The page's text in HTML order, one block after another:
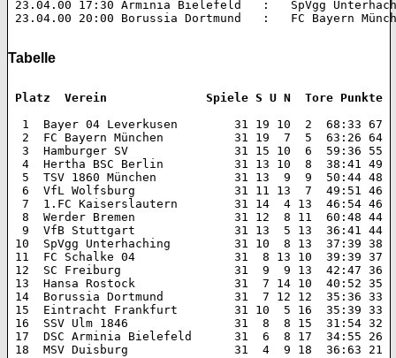
23.04.00 17:30 Arminia Bielefeld   :   SpVgg Unterhaching 	1:0
23.04.00 20:00 Borussia Dortmund   :   FC Bayern München 	0:1
Tabelle
Platz  Verein 		    Spiele S U N  Tore Punkte
  1  Bayer 04 Leverkusen 	31 19 10  2  68:33 67
  2  FC Bayern München 		31 19  7  5  63:26 64
  3  Hamburger SV 		31 15 10  6  59:36 55
  4  Hertha BSC Berlin 		31 13 10  8  38:41 49
  5  TSV 1860 München 		31 13  9  9  50:44 48
  6  VfL Wolfsburg 		31 11 13  7  49:51 46
  7  1.FC Kaiserslautern 	31 14  4 13  46:54 46
  8  Werder Bremen 		31 12  8 11  60:48 44
  9  VfB Stuttgart 		31 13  5 13  36:41 44
10  SpVgg Unterhaching		31 10  8 13  37:39 38
11  FC Schalke 04 		31  8 13 10  39:39 37
12  SC Freiburg 		31  9  9 13  42:47 36
13  Hansa Rostock 		31  7 14 10  40:52 35
14  Borussia Dortmund 		31  7 12 12  35:36 33
15  Eintracht Frankfurt 	31 10  5 16  35:39 33
16  SSV Ulm 1846 		31  8  8 15  31:54 32
17  DSC Arminia Bielefeld 	31  6  8 17  34:55 26
18  MSV Duisburg 		31  4  9 18  36:63 21